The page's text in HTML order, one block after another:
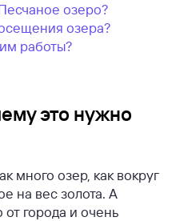
озеро?
озера?
работы?
это нужно
много озер, как вокруг
на вес золота. А
города и очень